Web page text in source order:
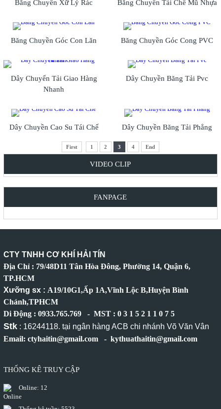
Băng Chuyền Xữ Lý Rác Băng Chuyền Tái Chế Mũ Nhựa
Băng Chuyền Góc Con Lăn Băng Chuyền Góc Cong PVC
Dây Chuyển Tải Giao Hàng
Nhanh
Dây Chuyền Băng Tải Pvc
Dây Chuyền Cao Su Tái Chế Dây Chuyền Băng Tải Phẳng
First 1 2 3 4 End
VIDEO CLIP
FANPAGE
CTY TNHH CƠ KHÍ HẢI TÍN
Địa Chỉ : 79/48D11 Tân Hòa Đông, Phường 14, Quận 6,
TP.HCM
Xưỡng sx : A19/10G1,Ấp 1A,Vĩnh Lộc B,Huyện Bình
Chánh,TPHCM
Di Động : 0933.765.769 - MST : 0 3 1 5 2 1 1 0 7 5
Stk: 16244118. tại ngân hàng ACB chi nhánh Võ Văn Vân
Email: ctyhaitin@gmail.com - kythuathaitin@gmail.com
THỐNG KÊ TRUY CẬP
Online: 12